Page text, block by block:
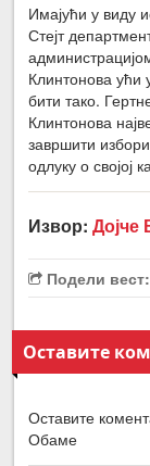
Имајући у виду
Стејт
Клинтонова ући
бити тако.
Клинтонова
завршити
одлуку о својој
Извор:Дојче
Подели вест:
Оставите
Оставите
Обаме